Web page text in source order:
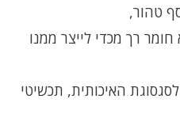
טהור,
טהור 100% הוא חומר רך מכדי לייצר ממנו
האיכותית, תכשיטי